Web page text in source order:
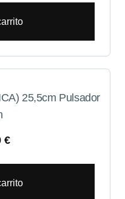
25,5cm Pulsador
€